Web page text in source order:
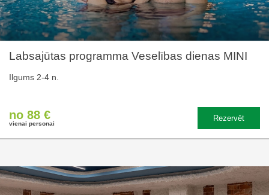
Labsajūtas programma Veselības dienas MINI
Ilgums 2-4 n.
no 88 €
vienai personai
Rezervēt